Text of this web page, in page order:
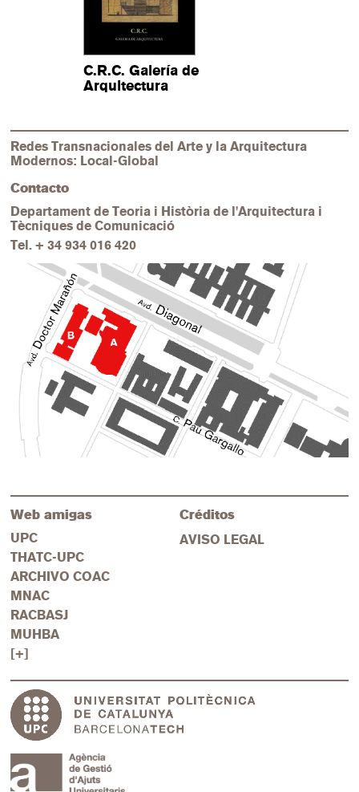
C.R.C. Galería de
Arquitectura
Redes Transnacionales del Arte y la Arquitectura
Modernos: Local-Global
Contacto
Departament de Teoria i Història de l'Arquitectura i
Tècniques de Comunicació
Tel. + 34 934 016 420
Web amigas
UPC
THATC-UPC
ARCHIVO COAC
MNAC
RACBASJ
MUHBA
[+]
Créditos
AVISO LEGAL